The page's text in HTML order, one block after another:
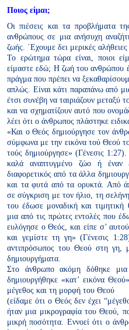
Ποιος είμαι;
Οι πιέσεις και τα προβλήματα
ανθρώπους σε μια ανήσυχη
ζωής. ΄Εχουμε δει μερικές αλήθειες
Το ερώτημα τώρα είναι, ποιοι
είμαστε εδώ; Η ζωή του ανθρώπου
πράγμα που πρέπει να
απλώς. Είναι κάτι παραπάνω από
έτσι συνέβη να ταιριάζουν μεταξύ
και να σχηματίζουν αυτό που
λέει ότι ο άνθρωπος πλάστηκε
«Και ο Θεός δημιούργησε τον
σύμφωνα με την εικόνα τού Θεού
τούς δημιούργησε» (Γένεσις
καλά αναπτυγμένο ζώο ή έναν
διαφορετικός από τα άλλα
και τα φυτά από τα ορυκτά. Από
σε σύγκριση με τον ήλιο, τη
του έδωσε μοναδική και
μια από τις πρώτες εντολές που
ευλόγησε ο Θεός, και είπε σ’
και γεμίστε τη γη» (Γένεσις
αντιπρόσωπος του Θεού στη γη,
δημιουργήματα.
Στο άνθρωπο ακόμη δόθηκε μια
δημιουργήθηκε «κατ’ εικόνα
μέγεθος και τη μορφή του Θεού
(είδαμε ότι ο Θεός δεν έχει
ήταν μια μικρογραφία του Θεού,
μικρή ποσότητα. Εννοεί ότι ο